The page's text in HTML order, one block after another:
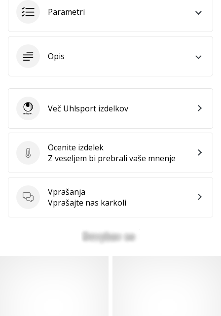
Parametri
Opis
Ocenite izdelek
Ocenite izdelek
Z veseljem bi prebrali vaše mnenje
Vprašanja
Vprašanja
Vprašajte nas karkoli
UhlsportVeč Uhlsport izdelkov